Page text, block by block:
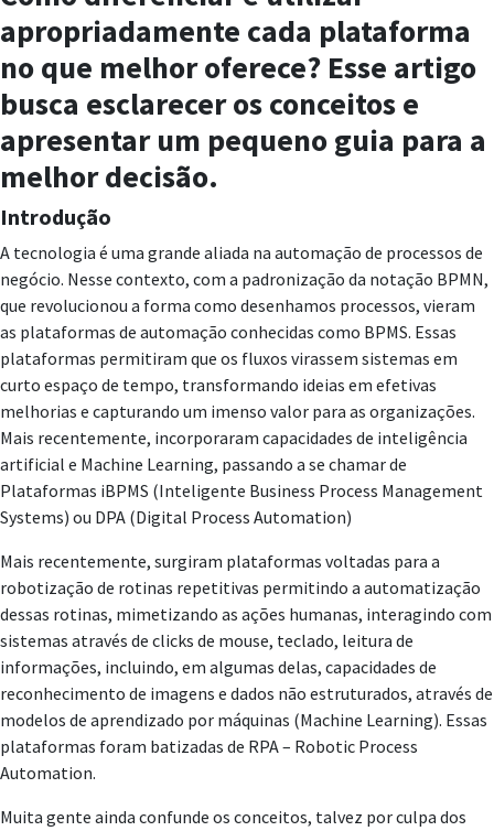
apropriadamente cada plataforma
no que melhor oferece? Esse artigo
busca esclarecer os conceitos e
apresentar um pequeno guia para a
melhor decisão.
Introdução
A tecnologia é uma grande aliada na automação de processos de
negócio. Nesse contexto, com a padronização da notação BPMN,
que revolucionou a forma como desenhamos processos, vieram
as plataformas de automação conhecidas como BPMS. Essas
plataformas permitiram que os fluxos virassem sistemas em
curto espaço de tempo, transformando ideias em efetivas
melhorias e capturando um imenso valor para as organizações.
Mais recentemente, incorporaram capacidades de inteligência
artificial e Machine Learning, passando a se chamar de
Plataformas iBPMS (Inteligente Business Process Management
Systems) ou DPA (Digital Process Automation)
Mais recentemente, surgiram plataformas voltadas para a
robotização de rotinas repetitivas permitindo a automatização
dessas rotinas, mimetizando as ações humanas, interagindo com
sistemas através de clicks de mouse, teclado, leitura de
informações, incluindo, em algumas delas, capacidades de
reconhecimento de imagens e dados não estruturados, através de
modelos de aprendizado por máquinas (Machine Learning). Essas
plataformas foram batizadas de RPA – Robotic Process
Automation.
Muita gente ainda confunde os conceitos, talvez por culpa dos